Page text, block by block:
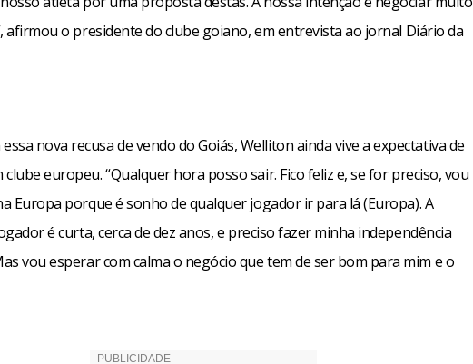
afirmou o presidente do clube goiano, em entrevista ao jornal Diário da
nova recusa de vendo do Goiás, Welliton ainda vive a expectativa de
clube europeu. “Qualquer hora posso sair. Fico feliz e, se for preciso, vou
Europa porque é sonho de qualquer jogador ir para lá (Europa). A
é curta, cerca de dez anos, e preciso fazer minha independência
vou esperar com calma o negócio que tem de ser bom para mim e o